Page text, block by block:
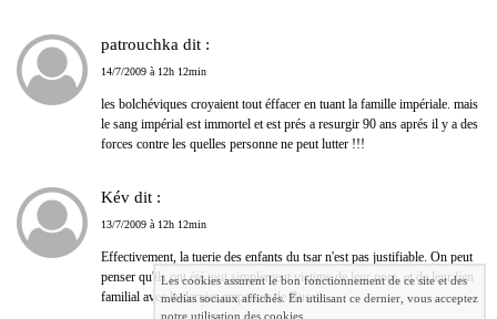
patrouchka dit :
14/7/2009 à 12h 12min
les bolchéviques croyaient tout éffacer en tuant la famille impériale. mais
le sang impérial est immortel et est prés a resurgir 90 ans aprés il y a des
forces contre les quelles personne ne peut lutter !!!
Kév dit :
13/7/2009 à 12h 12min
Effectivement, la tuerie des enfants du tsar n'est pas justifiable. On peut
penser qu'ils ont été tout simplement victime de leur nom, et de leur lien
familial avec le dernier empereur de Russie.
Les cookies assurent le bon fonctionnement de ce site et des
médias sociaux affichés. En utilisant ce dernier, vous acceptez
notre utilisation des cookies.